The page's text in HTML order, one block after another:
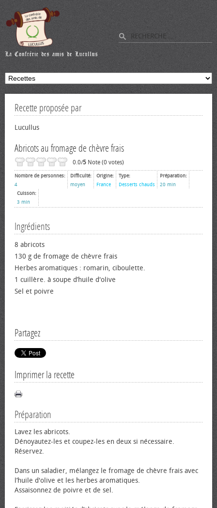
Recette proposée par
Lucullus
Abricots au fromage de chèvre frais
0.0/5 Note (0 votes)
Nombre de personnes:
4
Difficulté:
moyen
Origine:
France
Type:
Desserts chauds
Préparation:
20 min
Cuisson:
3 min
Ingrédients
8 abricots
130 g de fromage de chèvre frais
Herbes aromatiques : romarin, ciboulette.
1 cuillère. à soupe d’huile d'olive
Sel et poivre
Partagez
Imprimer la recette
Préparation
Lavez les abricots.
Dénoyautez-les et coupez-les en deux si nécessaire.
Réservez.
Dans un saladier, mélangez le fromage de chèvre frais avec
l’huile d'olive et les herbes aromatiques.
Assaisonnez de poivre et de sel.